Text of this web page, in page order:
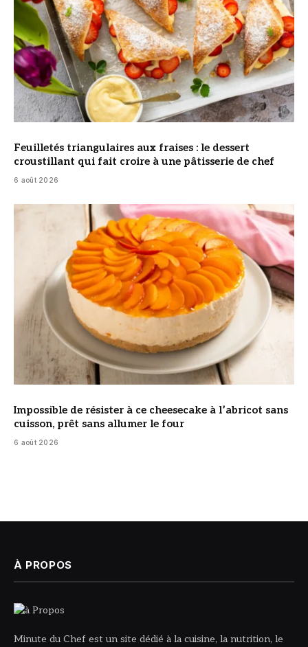
Feuilletés triangulaires aux fraises : le dessert
croustillant qui fait croire à une pâtisserie de chef
6 août 2026
© DR
Impossible de résister à ce cheesecake à l’abricot sans
cuisson, prêt sans allumer le four
6 août 2026
À PROPOS
Minute du Chef est un site dédié à la cuisine, la nutrition, le